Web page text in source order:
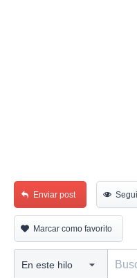
Enviar post
Marcar como favorito